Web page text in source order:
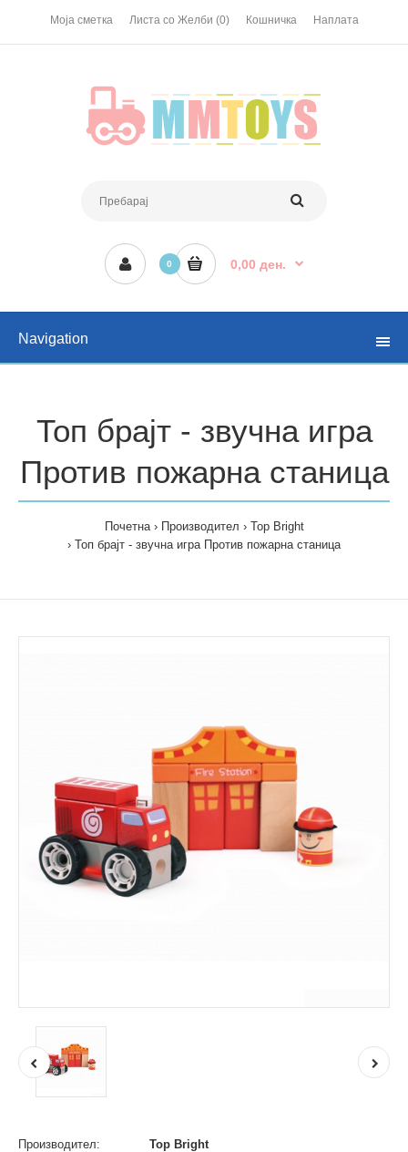
Моја сметка Листа со Желби (0) Кошничка Наплата
0 0,00 ден.
Navigation
Топ брајт - звучна игра
Против пожарна станица
Почетна Производител
Top Bright
Топ брајт - звучна игра Против пожарна станица
Производител:
Top Bright